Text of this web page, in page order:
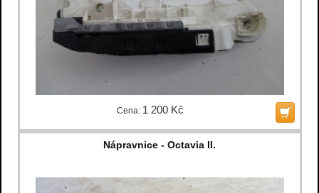
Cena: 1 200 Kč
Nápravnice - Octavia II.